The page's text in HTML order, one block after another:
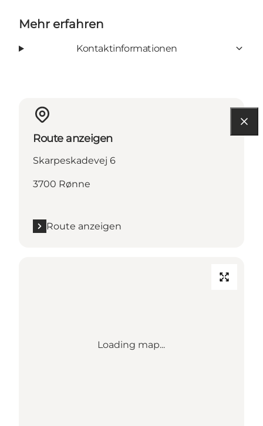
Mehr erfahren
Kontaktinformationen
Route anzeigen
Skarpeskadevej 6
3700 Rønne
Route anzeigen
Loading map...